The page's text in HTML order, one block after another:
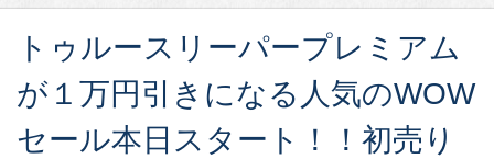
トゥルースリーパープレミアム
が１万円引きになる人気のWOW
セール本日スタート！！初売り